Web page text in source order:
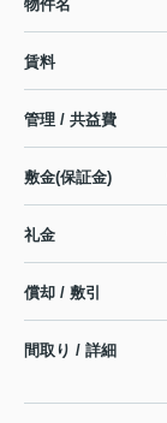
物件名
賃料
管理 / 共益費
敷金(保証金)
礼金
償却 / 敷引
間取り / 詳細